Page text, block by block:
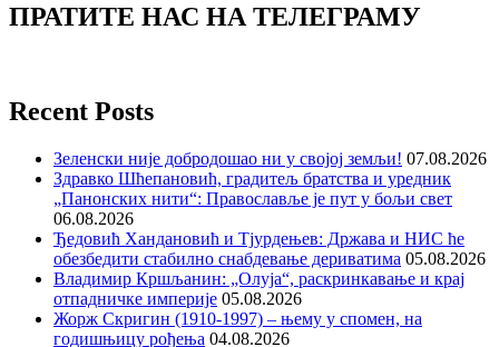
ПРАТИТЕ НАС НА ТЕЛЕГРАМУ
Recent Posts
Зеленски није добродошао ни у својој земљи! 07.08.2026
Здравко Шћепановић, градитељ братства и уредник
„Панонских нити“: Православље је пут у бољи свет
06.08.2026
Ђедовић Хандановић и Тјурдењев: Држава и НИС ће
обезбедити стабилно снабдевање дериватима 05.08.2026
Владимир Кршљанин: „Олуја“, раскринкавање и крај
отпадничке империје 05.08.2026
Жорж Скригин (1910-1997) – њему у спомен, на
годишњицу рођења 04.08.2026